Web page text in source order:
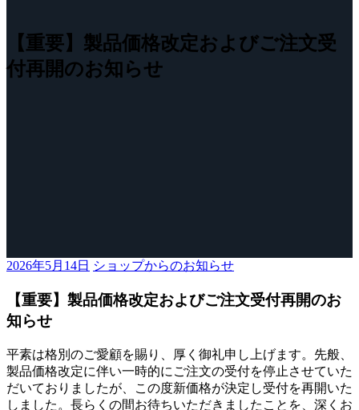
【重要】製品価格改定およびご注文受
付再開のお知らせ
2026年5月14日 ショップからのお知らせ
【重要】製品価格改定およびご注文受付再開のお
知らせ
平素は格別のご愛顧を賜り、厚く御礼申し上げます。先般、
製品価格改定に伴い一時的にご注文の受付を停止させていた
だいておりましたが、この度新価格が決定し受付を再開いた
しました。長らくの間お待ちいただきましたことを、深くお